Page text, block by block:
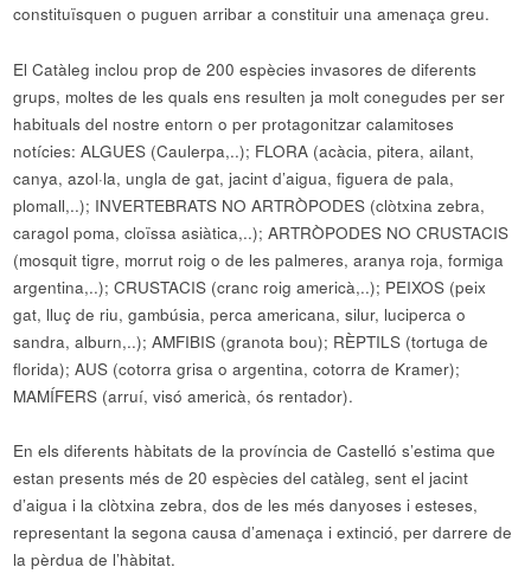
constituïsquen o puguen arribar a constituir una amenaça greu.
El Catàleg inclou prop de 200 espècies invasores de diferents
grups, moltes de les quals ens resulten ja molt conegudes per ser
habituals del nostre entorn o per protagonitzar calamitoses
notícies: ALGUES (Caulerpa,..); FLORA (acàcia, pitera, ailant,
canya, azol·la, ungla de gat, jacint d’aigua, figuera de pala,
plomall,..); INVERTEBRATS NO ARTRÒPODES (clòtxina zebra,
caragol poma, cloïssa asiàtica,..); ARTRÒPODES NO CRUSTACIS
(mosquit tigre, morrut roig o de les palmeres, aranya roja, formiga
argentina,..); CRUSTACIS (cranc roig americà,..); PEIXOS (peix
gat, lluç de riu, gambúsia, perca americana, silur, luciperca o
sandra, alburn,..); AMFIBIS (granota bou); RÈPTILS (tortuga de
florida); AUS (cotorra grisa o argentina, cotorra de Kramer);
MAMÍFERS (arruí, visó americà, ós rentador).
En els diferents hàbitats de la província de Castelló s’estima que
estan presents més de 20 espècies del catàleg, sent el jacint
d’aigua i la clòtxina zebra, dos de les més danyoses i esteses,
representant la segona causa d’amenaça i extinció, per darrere de
la pèrdua de l’hàbitat.